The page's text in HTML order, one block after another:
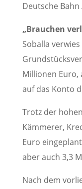
Deutsche Bahn
„Brauchen
Soballa
Millionen Euro,
auf das Konto
Trotz der
Kämmerer,
Euro
aber auch 3,3
Nach dem